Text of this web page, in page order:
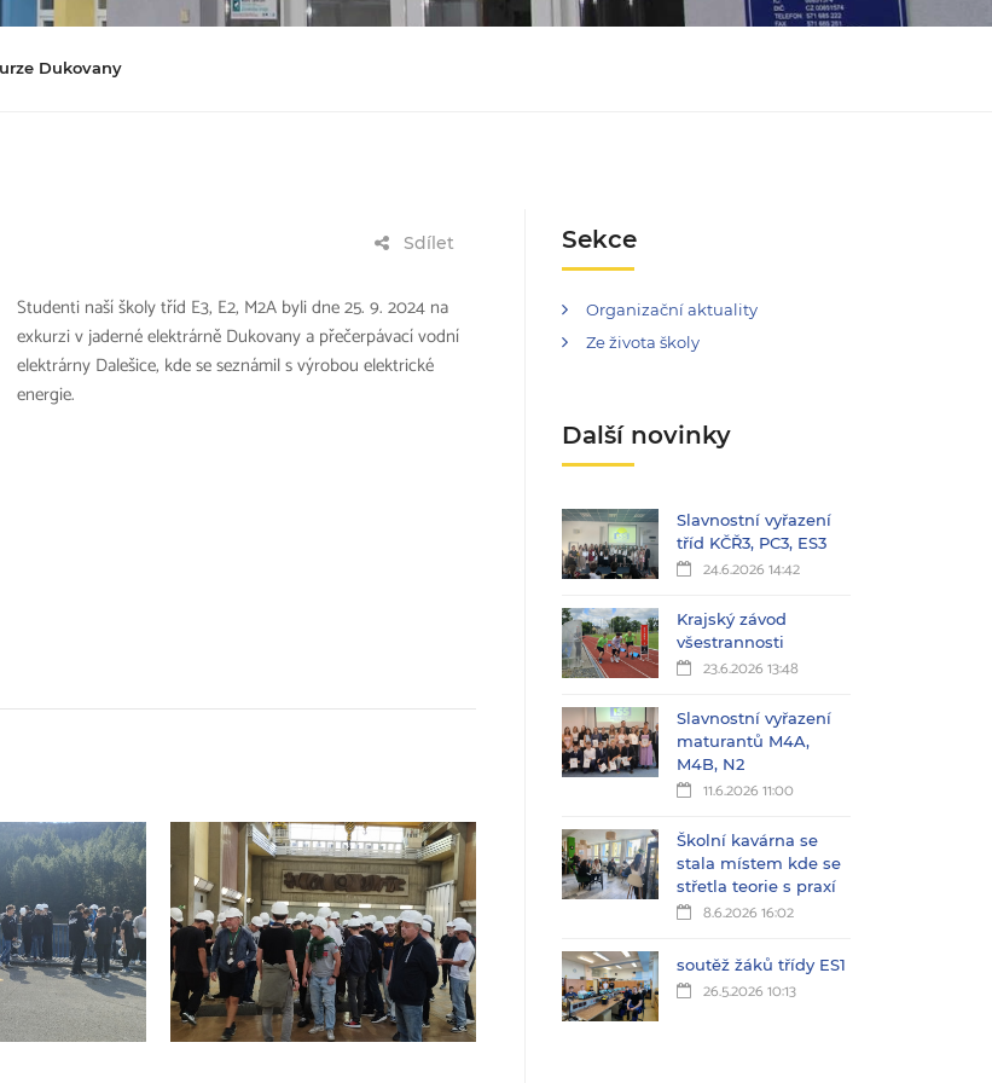
Dukovany
Sdílet
Studenti naší školy tříd E3, E2, M2A byli dne 25. 9. 2024 na
exkurzi v jaderné elektrárně Dukovany a přečerpávací vodní
elektrárny Dalešice, kde se seznámil s výrobou elektrické
energie.
Sekce
Organizační aktuality
Ze života školy
Další novinky
Slavnostní vyřazení
tříd KČŘ3, PC3, ES3
24.6.2026 14:42
Krajský závod
všestrannosti
23.6.2026 13:48
Slavnostní vyřazení
maturantů M4A,
M4B, N2
11.6.2026 11:00
Školní kavárna se
stala místem kde se
střetla teorie s praxí
8.6.2026 16:02
soutěž žáků třídy ES1
26.5.2026 10:13